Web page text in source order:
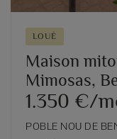
LOUÉ
Maison
Mimosas,
1.350 €/
POBLE NOU DE